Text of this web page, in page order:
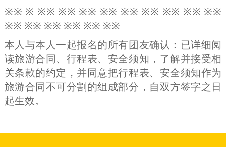
※※ ※ ※※ ※※ ※※ ※※ ※※ ※※ ※※ ※※ ※※
※※ ※※ ※※ ※※ ※※ ※※
本人与本人一起报名的所有团友确认：已详细阅
读旅游合同、行程表、安全须知，了解并接受相
关条款的约定，并同意把行程表、安全须知作为
旅游合同不可分割的组成部分，自双方签字之日
起生效。